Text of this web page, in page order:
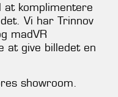
at komplimentere
Vi har Trinnov
madVR
at give billedet en
showroom.